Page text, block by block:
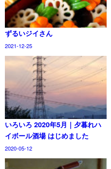
ずるいジイさん
2021-12-25
いろいろ 2020年5月｜夕暮れハ
イボール酒場 はじめました
2020-05-12